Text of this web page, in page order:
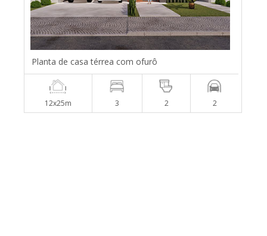
Planta de casa térrea com ofurô
12x25m 3 2 2